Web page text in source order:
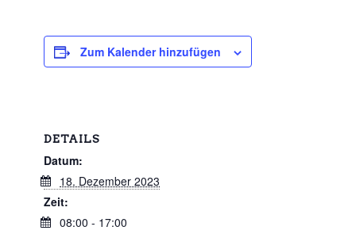
Zum Kalender hinzufügen
DETAILS
Datum:
18. Dezember 2023
Zeit:
08:00 - 17:00